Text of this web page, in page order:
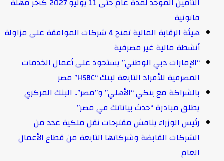
التأمين الموحد لمدة عام حتى 11 يوليو 2027 كآخر مهلة
قانونية
هيئة الرقابة المالية تمنح 4 شركات الموافقة على مزاولة
أنشطة مالية غير مصرفية
“الإمارات دبي الوطني” يستحوذ على أعمال الخدمات
المصرفية للأفراد التابعة لبنك “HSBC” مصر
بالشراكة مع بنكي “الأهلي” و”مصر”.. البنك المركزي
يطلق مبادرة “حدث بياناتك في مصر”
رئيس الوزراء يناقش مقترحات نقل ملكية عدد من
الشركات القابضة وشركاتها التابعة من قطاع الأعمال
العام